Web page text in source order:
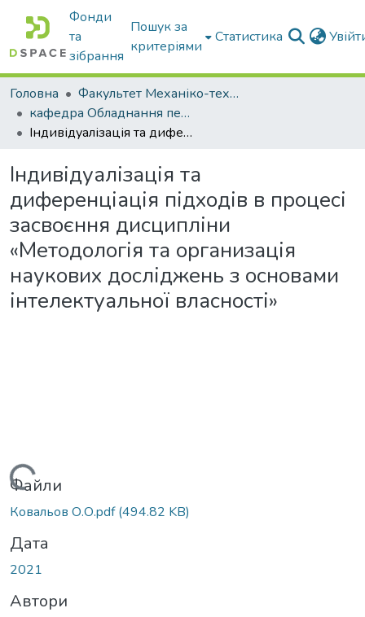
Фонди
та
зібрання
Пошук за
критеріями
Статистика
Головна
Факультет Механіко-технологічний
кафедра Обладнання переробних і харчових виробництв ім. професора Ф.Ю. Ялпачика
Індивідуалізація та диференціація підходів в процесі засвоєння дисципліни «Методологія та организація наукових досліджень з основами інтелектуальної власності»
Індивідуалізація та
диференціація підходів в процесі
засвоєння дисципліни
«Методологія та организація
наукових досліджень з основами
інтелектуальної власності»
Вантажиться...
Файли
Ковальов О.О.pdf(494.82 KB)
Дата
2021
Автори